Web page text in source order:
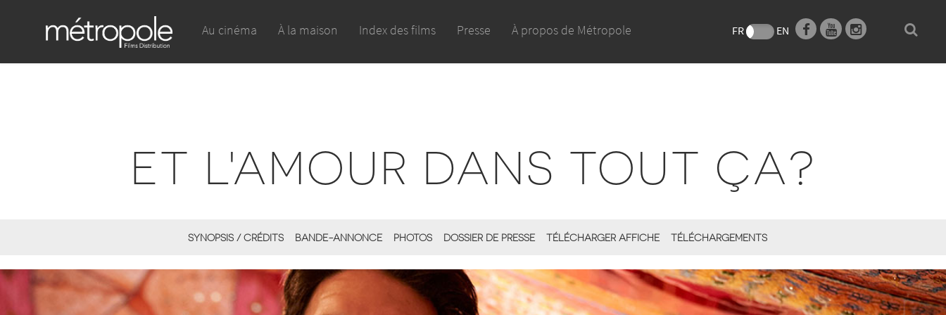
Au cinéma À la maison Index des films Presse À propos de Métropole FR EN
ET L'AMOUR DANS TOUT ÇA?
SYNOPSIS / CRÉDITS BANDE-ANNONCE PHOTOS DOSSIER DE PRESSE TÉLÉCHARGER AFFICHE TÉLÉCHARGEMENTS